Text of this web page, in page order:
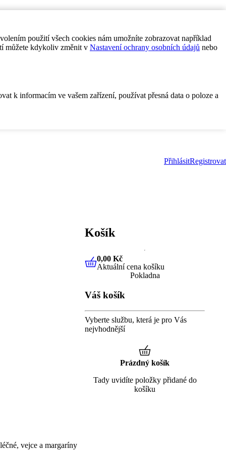
použití všech cookies nám umožníte zobrazovat například
můžete kdykoliv změnit v Nastavení ochrany osobních údajů nebo
k informacím ve vašem zařízení, používat přesná data o poloze a
PřihlásitRegistrovat
vejce a margaríny
Košík
0,00 KčAktuální cena košíku
0,00 Kč
Aktuální cena košíku
Pokladna
Váš košík
Vyberte službu, která je pro Vás
nejvhodnější
Prázdný košík
Tady uvidíte položky přidané do
košíku